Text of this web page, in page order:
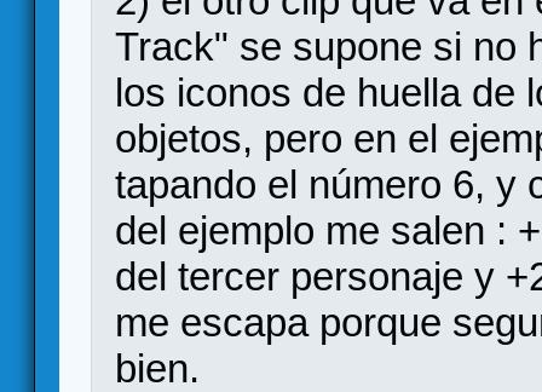
Track" se supone si no
los iconos de huella de
objetos, pero en el
tapando el número 6, y
del ejemplo me salen :
del tercer personaje y
me escapa porque
bien.